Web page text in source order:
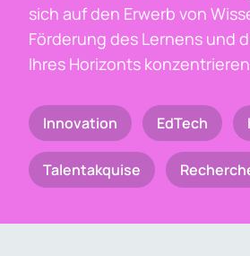
sich auf den Erwerb von
Förderung des Lernens und
Ihres Horizonts
Innovation EdTech
Talentakquise